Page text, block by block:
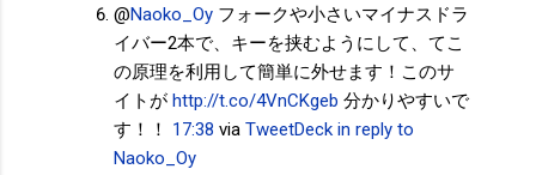
@Naoko_Oy フォークや小さいマイナスドラ
イバー2本で、キーを挟むようにして、てこ
の原理を利用して簡単に外せます！このサ
イトが http://t.co/4VnCKgeb 分かりやすいで
す！！
17:38 via TweetDeck in reply to
Naoko_Oy